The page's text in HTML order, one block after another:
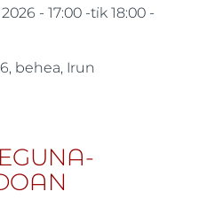
- 17:00-tik18:00-
behea, Irun